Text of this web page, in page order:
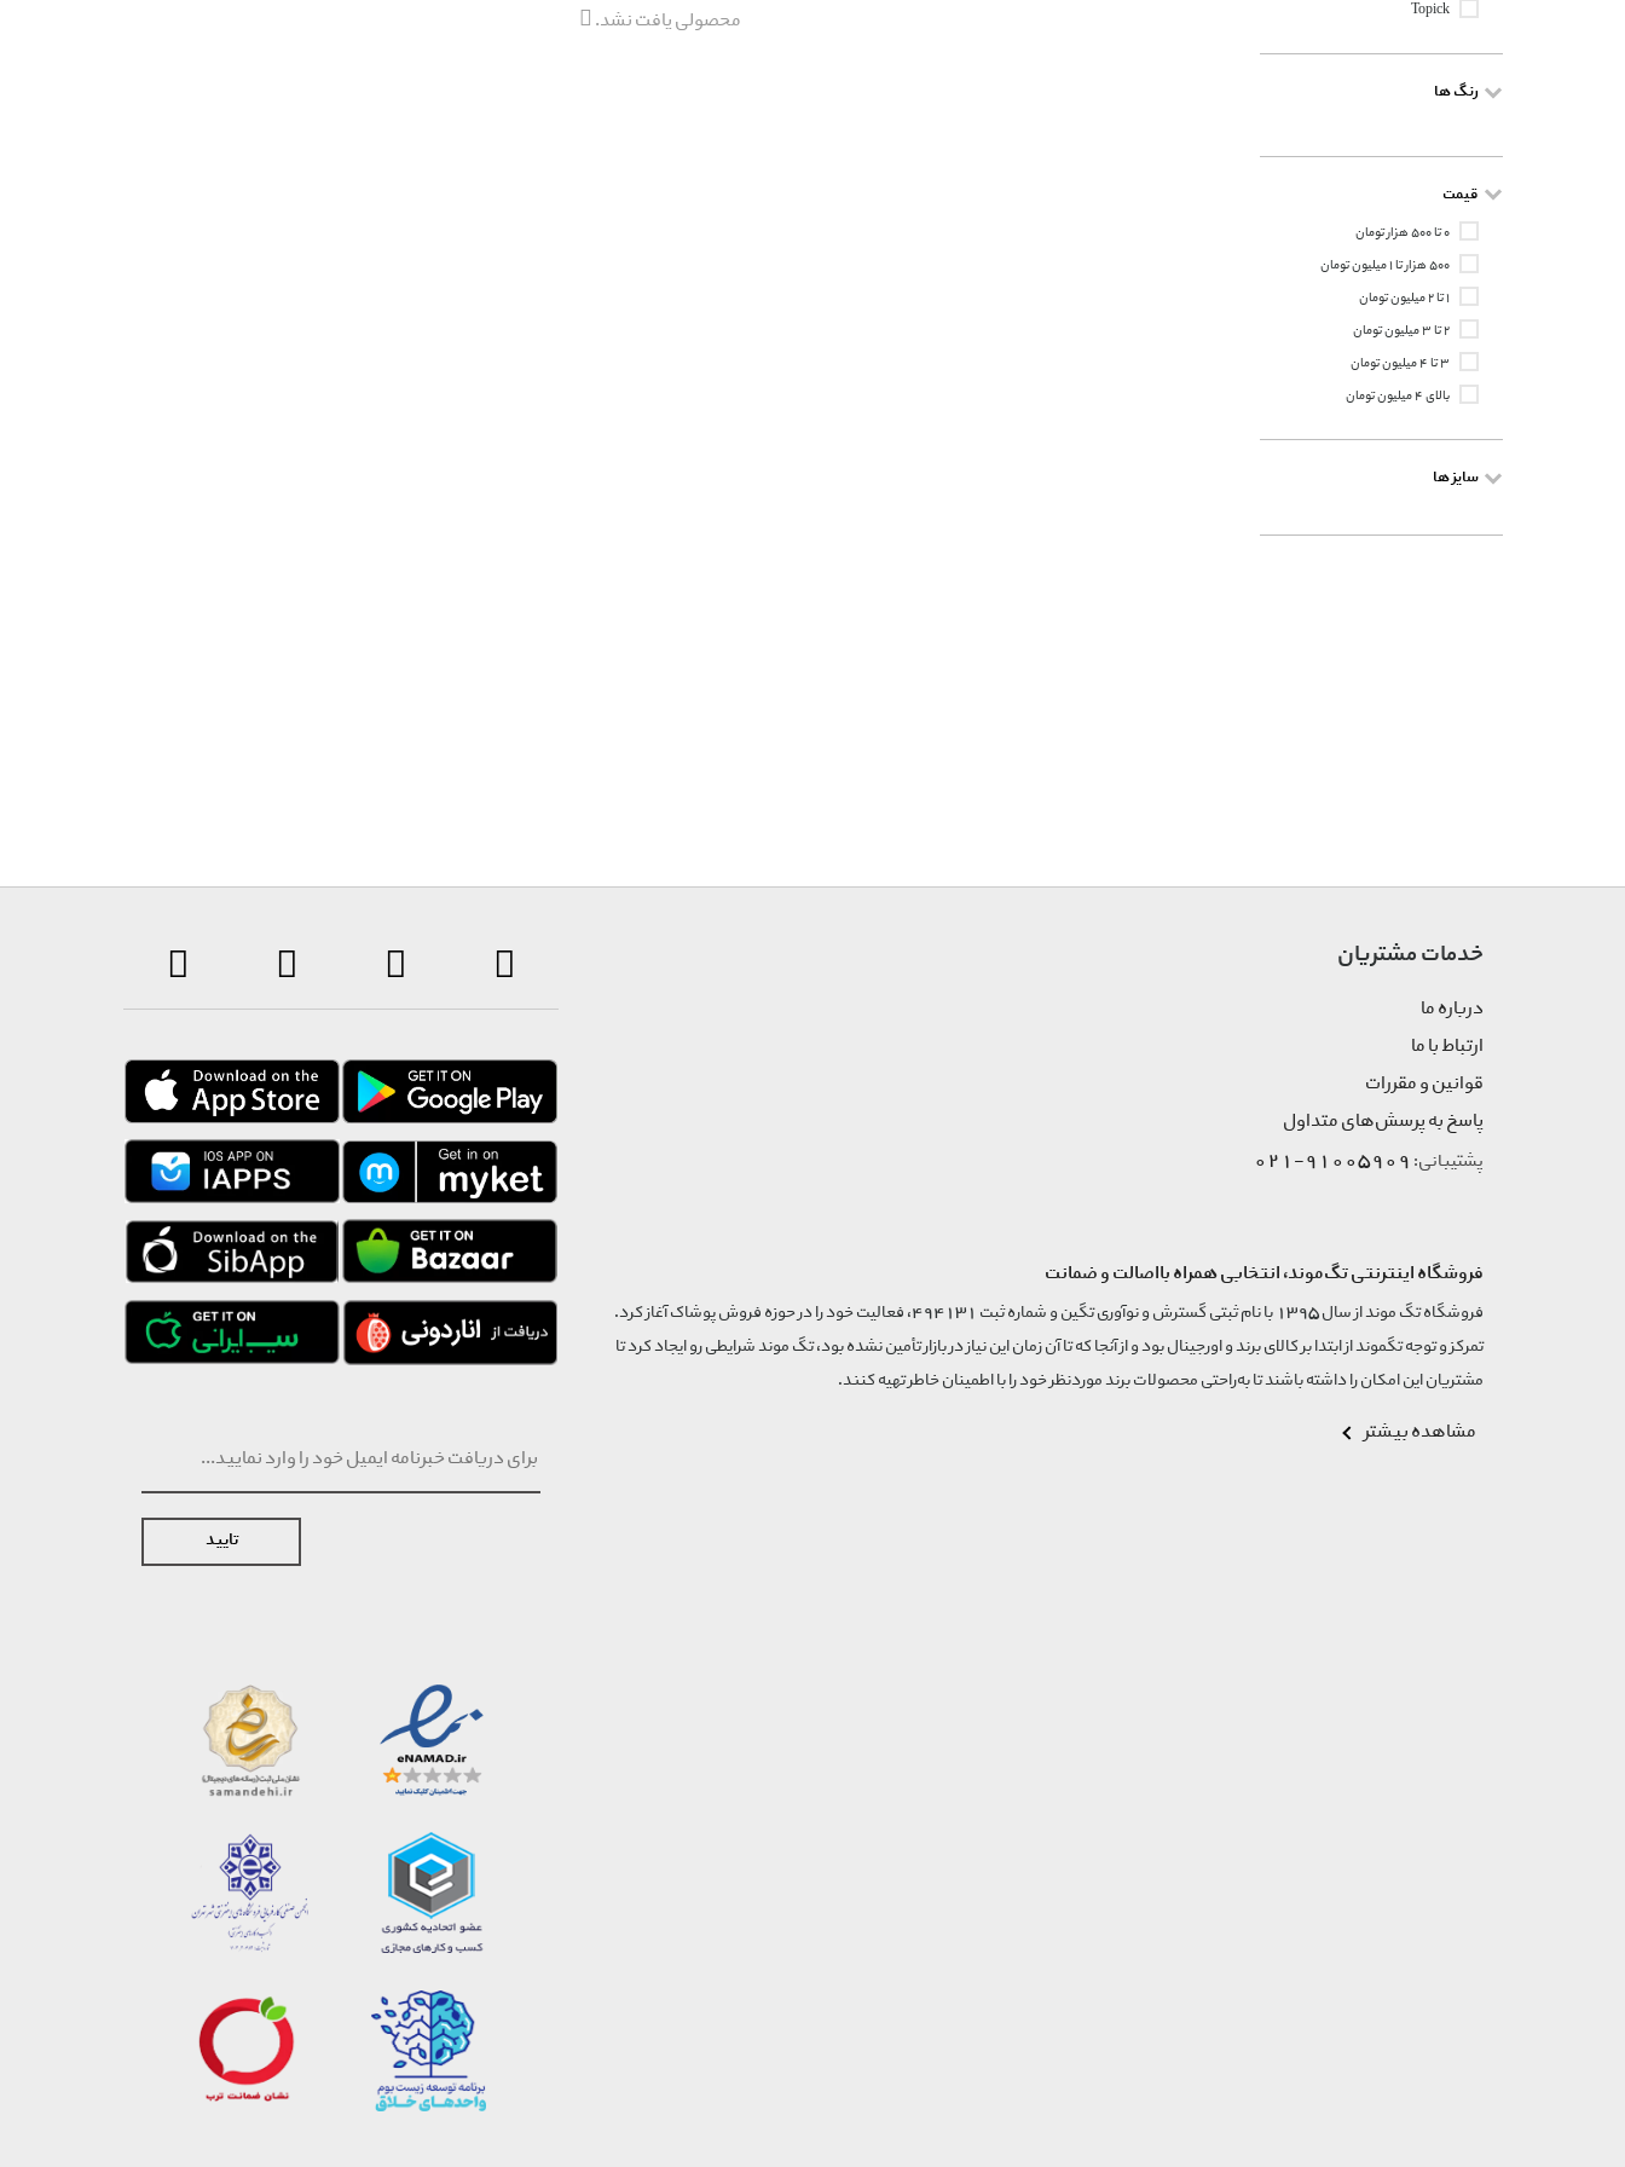
محصولی یافت نشد.
Topick
رنگ ها
قیمت
۰ تا ۵۰۰ هزار تومان
۵۰۰ هزار تا ۱ میلیون تومان
۱ تا ۲ میلیون تومان
۲ تا ۳ میلیون تومان
۳ تا ۴ میلیون تومان
بالای ۴ میلیون تومان
سایز ها
تایید
خدمات مشتریان
درباره ما
ارتباط با ما
قوانین و مقررات
پاسخ به پرسش‌های متداول
پشتیبانی: 91005909-021
فروشگاه اینترنتی تگ‌موند، انتخابی همراه بااصالت و ضمانت
فروشگاه تگ موند از سال 1395 با نام ثبتی گسترش و نوآوری تگین و شماره ثبت 494131، فعالیت خود را در حوزه فروش پوشاک آغاز کرد.
تمرکز و توجه تگموند از ابتدا بر کالای برند و اورجینال بود و از آنجا که تا آن زمان این نیاز در بازار تأمین نشده بود، تگ موند شرایطی رو ایجاد کرد تا
مشتریان این امکان را داشته باشند تا به‌راحتی محصولات برند مورد‌نظر خود را با اطمینان خاطر تهیه کنند.
مشاهده بیشتر